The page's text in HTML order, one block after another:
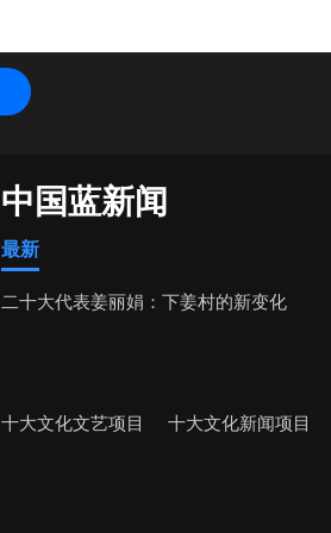
中国蓝新闻
最新
二十大代表姜丽娟：下姜村的新变化
十大文化文艺项目 十大文化新闻项目